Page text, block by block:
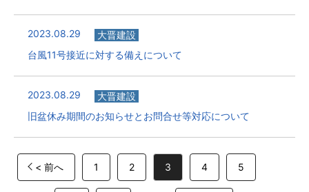
2023.08.29
大晋建設
台風11号接近に対する備えについて
2023.08.29
大晋建設
旧盆休み期間のお知らせとお問合せ等対応について
< 前へ 1 2 3 4 5